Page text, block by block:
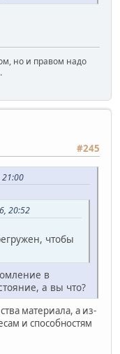
но и правом надо
#245
20:52
чтобы
в
а вы что?
материала, а из-
и способностям